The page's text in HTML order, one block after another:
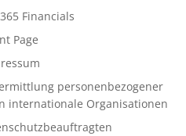
Financials
Page
personenbezogener
internationale Organisationen